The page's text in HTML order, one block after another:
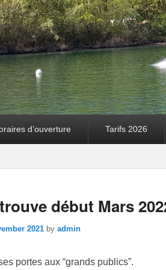
d’ouverture Tarifs 2026
début Mars
2021 by admin
portes aux “grands publics”.